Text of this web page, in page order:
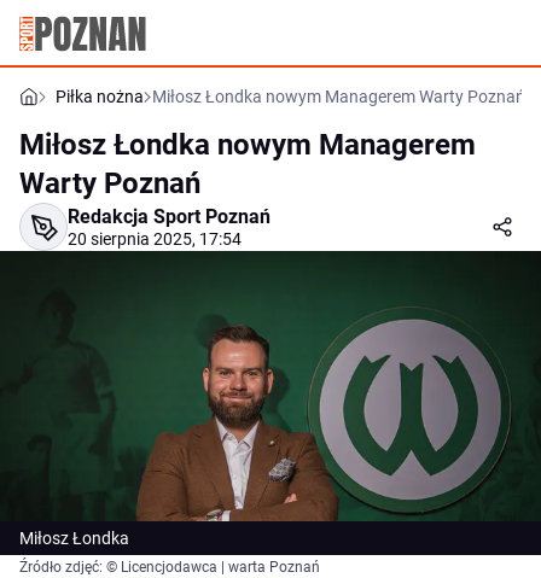
Piłka nożna Miłosz Łondka nowym Managerem Warty Poznań
Miłosz Łondka nowym Managerem
Warty Poznań
Redakcja Sport Poznań
20 sierpnia 2025, 17:54
Miłosz Łondka
Źródło zdjęć: © Licencjodawca | warta Poznań